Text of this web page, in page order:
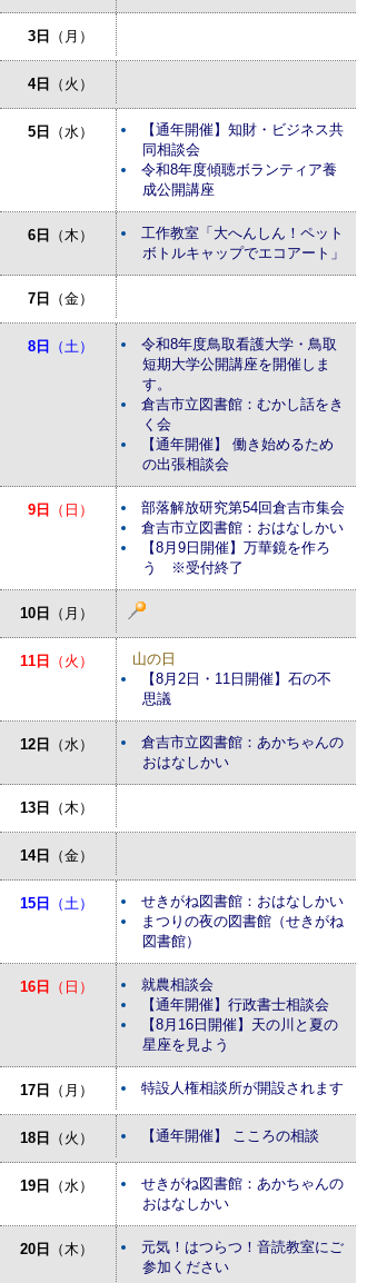
3日 （月）
4日 （火）
5日 （水）
【通年開催】知財・ビジネス共
同相談会
令和8年度傾聴ボランティア養
成公開講座
6日 （木）
工作教室「大へんしん！ペット
ボトルキャップでエコアート」
7日 （金）
8日 （土）
令和8年度鳥取看護大学・鳥取
短期大学公開講座を開催しま
す。
倉吉市立図書館：むかし話をき
く会
【通年開催】 働き始めるため
の出張相談会
9日 （日）
部落解放研究第54回倉吉市集会
倉吉市立図書館：おはなしかい
【8月9日開催】万華鏡を作ろ
う ※受付終了
10日 （月）
11日 （火）
山の日
【8月2日・11日開催】石の不
思議
12日 （水）
倉吉市立図書館：あかちゃんの
おはなしかい
13日 （木）
14日 （金）
15日 （土）
せきがね図書館：おはなしかい
まつりの夜の図書館（せきがね
図書館）
16日 （日）
就農相談会
【通年開催】行政書士相談会
【8月16日開催】天の川と夏の
星座を見よう
17日 （月） 特設人権相談所が開設されます
18日 （火） 【通年開催】 こころの相談
19日 （水）
せきがね図書館：あかちゃんの
おはなしかい
20日 （木）
元気！はつらつ！音読教室にご
参加ください